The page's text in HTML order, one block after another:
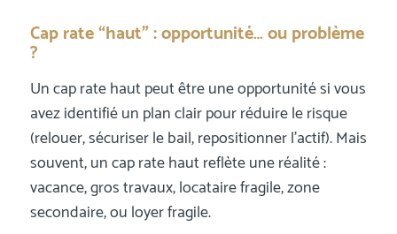
Cap rate “haut” : opportunité… ou problème
?
Un cap rate haut peut être une opportunité si vous
avez identifié un plan clair pour réduire le risque
(relouer, sécuriser le bail, repositionner l’actif). Mais
souvent, un cap rate haut reflète une réalité :
vacance, gros travaux, locataire fragile, zone
secondaire, ou loyer fragile.